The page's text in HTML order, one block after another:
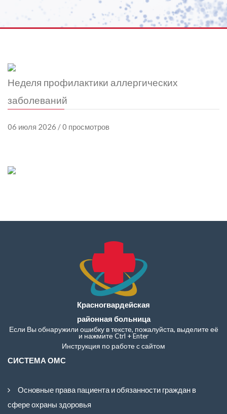
Неделя профилактики аллергических
заболеваний
06 июля 2026 / 0 просмотров
Красногвардейская
районная больница
Если Вы обнаружили ошибку в тексте, пожалуйста, выделите её
и нажмите Ctrl + Enter
Инструкция по работе с сайтом
СИСТЕМА ОМС
Основные права пациента и обязанности граждан в
сфере охраны здоровья